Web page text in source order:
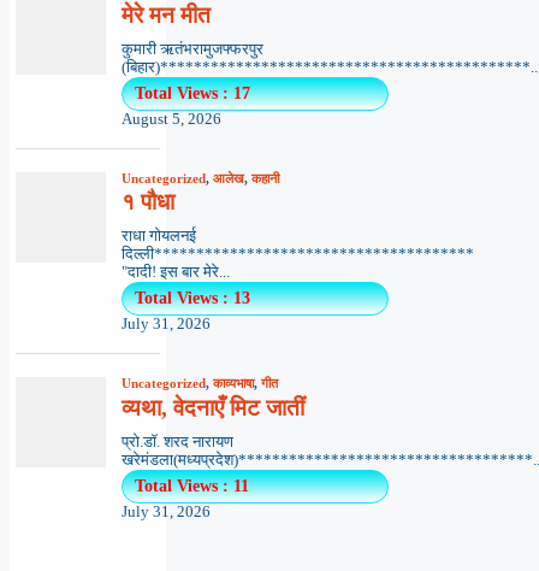
मेरे मन मीत
कुमारी ऋतंभरामुजफ्फरपुर
Total Views : 17
August 5, 2026
Uncategorized, आलेख,कहानी
१ पौधा
राधा गोयलनई
दिल्ली**************************************
"दादी! इस बार मेरे...
Total Views : 13
July 31, 2026
Uncategorized,काव्यभाषा,गीत
व्यथा, वेदनाएँ मिट जातीं
प्रो.डॉ. शरद नारायण
Total Views : 11
July 31, 2026